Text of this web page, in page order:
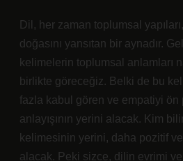
Dil, her zaman toplumsal
doğasını yansıtan bir aynadır.
kelimelerin toplumsal anlamları
birlikte göreceğiz. Belki de bu
fazla kabul gören ve empatiyi ön
anlayışının yerini alacak. Kim
kelimesinin yerini, daha pozitif
alacak. Peki sizce, dilin evrimi